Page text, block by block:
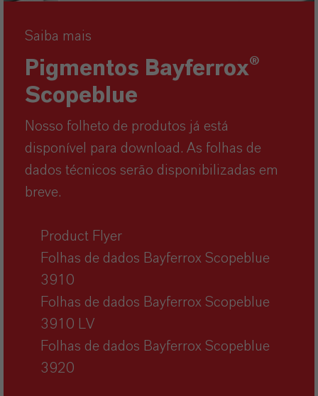
Saiba mais
Pigmentos Bayferrox®
Scopeblue
Nosso folheto de produtos já está
disponível para download. As folhas de
dados técnicos serão disponibilizadas em
breve.
Product Flyer
Folhas de dados Bayferrox Scopeblue
3910
Folhas de dados Bayferrox Scopeblue
3910 LV
Folhas de dados Bayferrox Scopeblue
3920